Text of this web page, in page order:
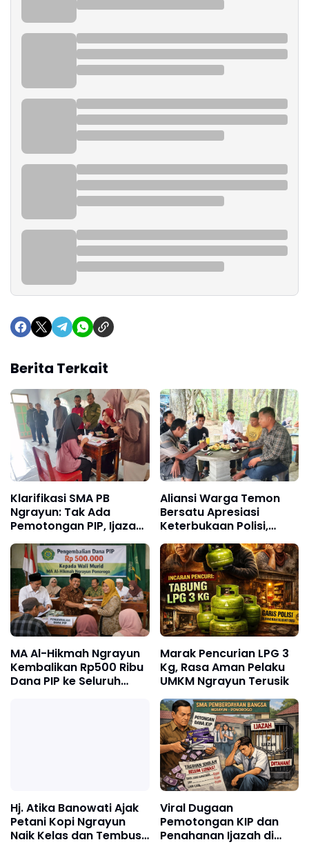
Berita Terkait
Klarifikasi SMA PB
Ngrayun: Tak Ada
Pemotongan PIP, Ijazah
Juga Tidak Pernah
Ditahan
Aliansi Warga Temon
Bersatu Apresiasi
Keterbukaan Polisi,
Kasus Dugaan Korupsi
Disebut Makin
Mengerucut
MA Al-Hikmah Ngrayun
Kembalikan Rp500 Ribu
Dana PIP ke Seluruh
Marak Pencurian LPG 3
Kg, Rasa Aman Pelaku
UMKM Ngrayun Terusik
Hj. Atika Banowati Ajak
Petani Kopi Ngrayun
Naik Kelas dan Tembus
Viral Dugaan
Pemotongan KIP dan
Penahanan Ijazah di